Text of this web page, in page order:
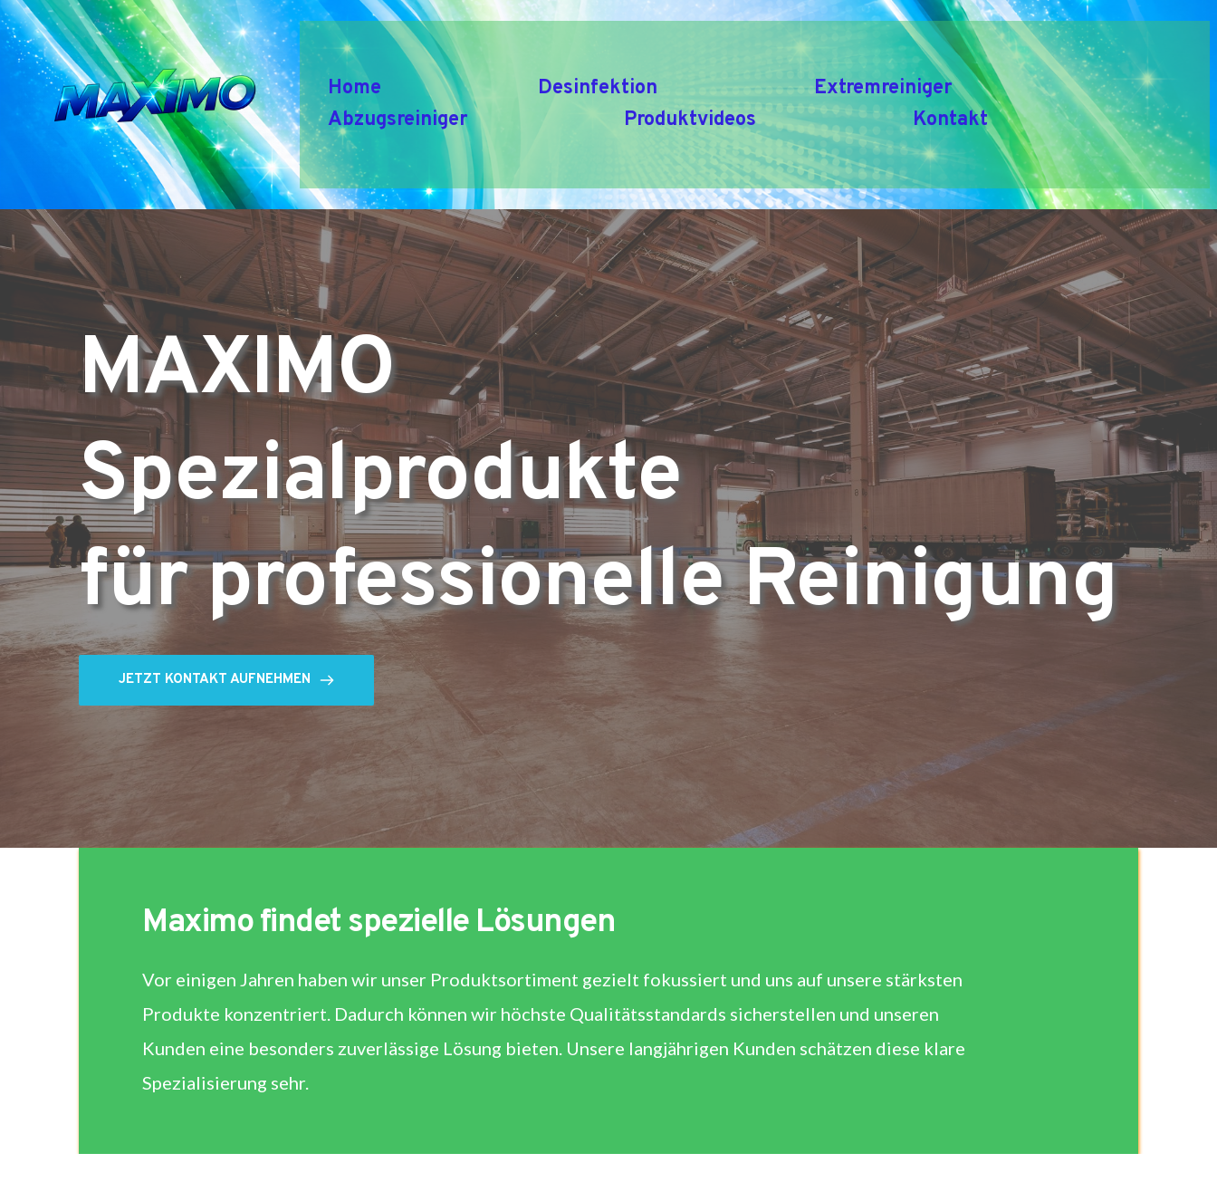
Home Desinfektion
Extremreiniger
Abzugsreiniger
Produktvideos Kontakt
MAXIMO
Spezialprodukte
für professionelle Reinigung
JETZT KONTAKT AUFNEHMEN
Maximo findet spezielle Lösungen
Vor einigen Jahren haben wir unser Produktsortiment gezielt fokussiert und uns auf unsere stärksten
Produkte konzentriert. Dadurch können wir höchste Qualitätsstandards sicherstellen und unseren
Kunden eine besonders zuverlässige Lösung bieten. Unsere langjährigen Kunden schätzen diese klare
Spezialisierung sehr.